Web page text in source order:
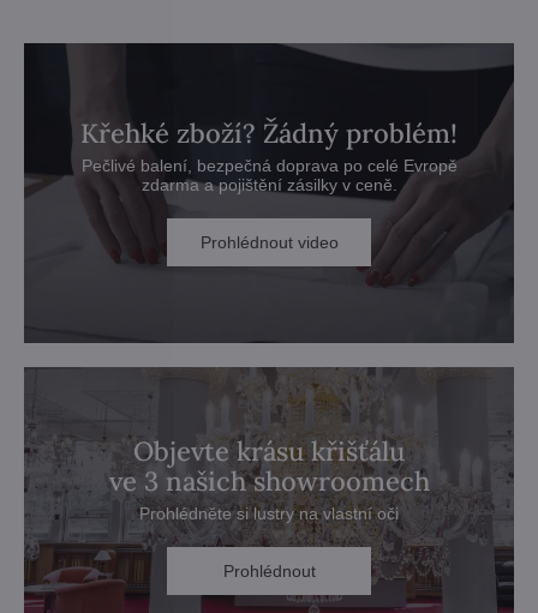
Křehké zboží? Žádný problém!
Pečlivé balení, bezpečná doprava po celé Evropě
zdarma a pojištění zásilky v ceně.
Prohlédnout video
Objevte krásu křišťálu
ve 3 našich showroomech
Prohlédněte si lustry na vlastní oči
Prohlédnout